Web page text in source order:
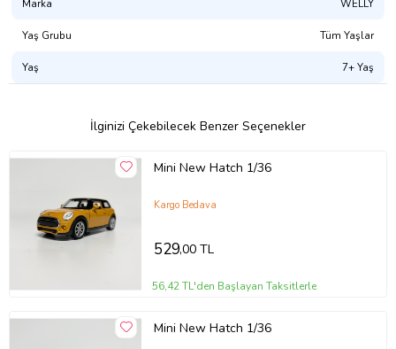
Marka WELLY
Yaş Grubu Tüm Yaşlar
Yaş 7+ Yaş
İlginizi Çekebilecek Benzer Seçenekler
Mini New Hatch 1/36
Kargo Bedava
529,00 TL
56,42 TL'den Başlayan Taksitlerle
Mini New Hatch 1/36